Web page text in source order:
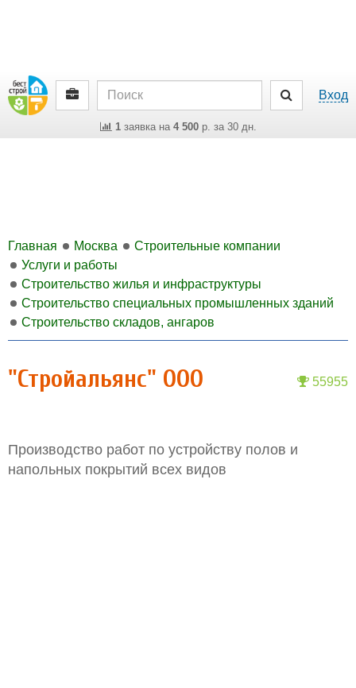
Вход
1заявка на 4 500р. за 30 дн.
Главная Москва
Строительные компании
Услуги и работы
Строительство жилья и инфраструктуры
Строительство специальных промышленных зданий
Строительство складов, ангаров
55955
"Стройальянс" ООО
Производство работ по устройству полов и
напольных покрытий всех видов